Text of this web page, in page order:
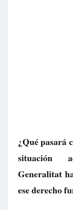
¿Qué pasará
situación
Generalitat
ese derecho